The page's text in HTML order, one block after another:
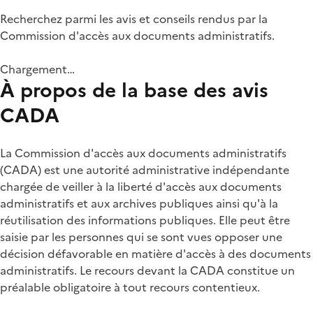
Recherchez parmi les avis et conseils rendus par la
Commission d'accès aux documents administratifs.
Chargement…
À propos de la base des avis
CADA
La Commission d'accès aux documents administratifs
(CADA) est une autorité administrative indépendante
chargée de veiller à la liberté d'accès aux documents
administratifs et aux archives publiques ainsi qu'à la
réutilisation des informations publiques. Elle peut être
saisie par les personnes qui se sont vues opposer une
décision défavorable en matière d'accès à des documents
administratifs. Le recours devant la CADA constitue un
préalable obligatoire à tout recours contentieux.